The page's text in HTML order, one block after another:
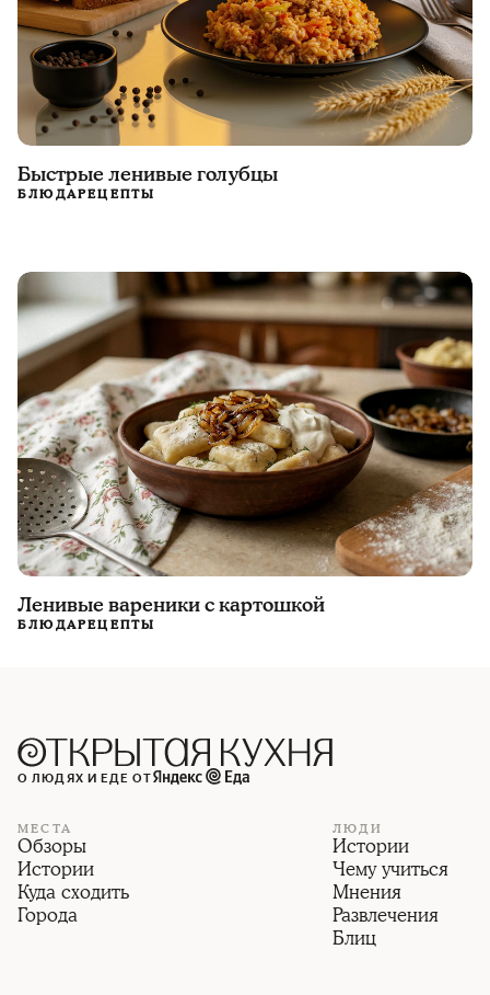
Быстрые ленивые голубцы
БЛЮДАРЕЦЕПТЫ
Ленивые вареники с картошкой
БЛЮДАРЕЦЕПТЫ
О ЛЮДЯХ И ЕДЕ ОТ
МЕСТА
Обзоры
Истории
Куда сходить
Города
ЛЮДИ
Истории
Чему учиться
Мнения
Развлечения
Блиц